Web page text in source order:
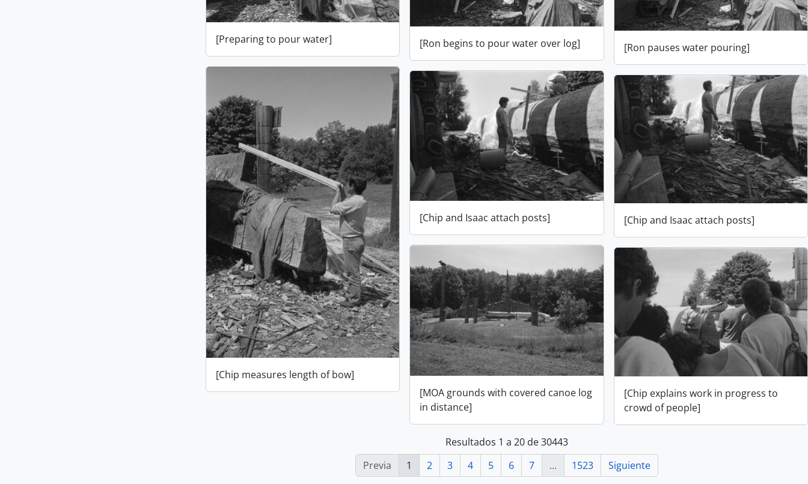
[Preparing to pour water] [Ron begins to pour water over log] [Ron pauses water pouring]
[Chip measures length of bow]
[Chip and Isaac attach posts] [Chip and Isaac attach posts]
[MOA grounds with covered canoe log
in distance]
[Chip explains work in progress to
crowd of people]
Resultados 1 a 20 de 30443
Previa
1 2 3 4 5 6 7 ... 1523 Siguiente